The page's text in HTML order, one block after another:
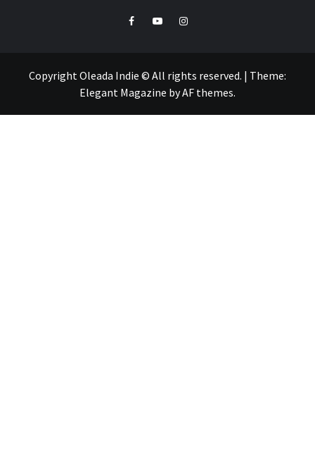
FacebookYoutubeInstagram
Copyright Oleada Indie © All rights reserved. | Theme:
Elegant Magazine byAF themes.